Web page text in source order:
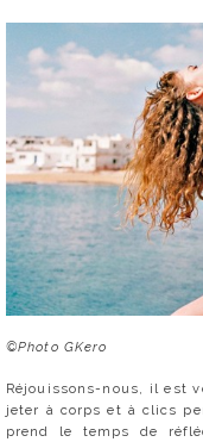
©Photo GKero
Réjouissons-nous, il est
jeter à corps et à clics
prend le temps de